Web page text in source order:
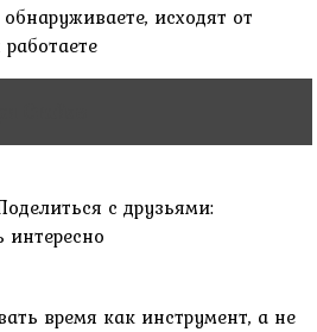
исходят от
с друзьями:
время как инструмент, а не